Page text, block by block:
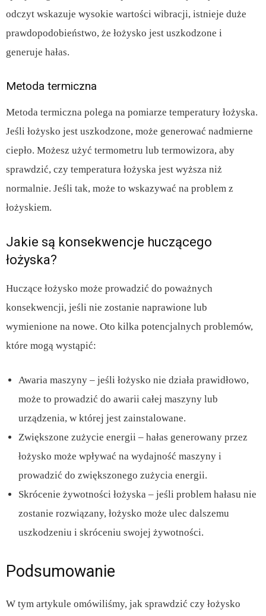
odczyt wskazuje wysokie wartości wibracji, istnieje duże
prawdopodobieństwo, że łożysko jest uszkodzone i
generuje hałas.
Metoda termiczna
Metoda termiczna polega na pomiarze temperatury łożyska.
Jeśli łożysko jest uszkodzone, może generować nadmierne
ciepło. Możesz użyć termometru lub termowizora, aby
sprawdzić, czy temperatura łożyska jest wyższa niż
normalnie. Jeśli tak, może to wskazywać na problem z
łożyskiem.
Jakie są konsekwencje huczącego
łożyska?
Huczące łożysko może prowadzić do poważnych
konsekwencji, jeśli nie zostanie naprawione lub
wymienione na nowe. Oto kilka potencjalnych problemów,
które mogą wystąpić:
Awaria maszyny – jeśli łożysko nie działa prawidłowo,
może to prowadzić do awarii całej maszyny lub
urządzenia, w której jest zainstalowane.
Zwiększone zużycie energii – hałas generowany przez
łożysko może wpływać na wydajność maszyny i
prowadzić do zwiększonego zużycia energii.
Skrócenie żywotności łożyska – jeśli problem hałasu nie
zostanie rozwiązany, łożysko może ulec dalszemu
uszkodzeniu i skróceniu swojej żywotności.
Podsumowanie
W tym artykule omówiliśmy, jak sprawdzić czy łożysko